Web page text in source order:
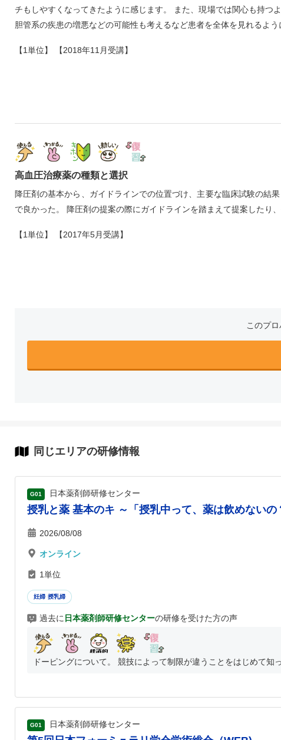
チもしやすくなってきたように感じます。 また、現場では関心も持つ
胆管系の疾患の増悪などの可能性も考えるなど患者を全体を見れるよ
【1単位】 【2018年11月受講】
高血圧治療薬の種類と選択
降圧剤の基本から、ガイドラインでの位置づけ、主要な臨床試験の結
で良かった。 降圧剤の提案の際にガイドラインを踏まえて提案したり
【1単位】 【2017年5月受講】
このプ
同じエリアの研修情報
G01 日本薬剤師研修センター
授乳と薬 基本のキ ～「授乳中って、薬は飲めないの
2026/08/08
オンライン
1単位
妊婦 授乳婦
過去に 日本薬剤師研修センターの研修を受けた方の声
ドーピングについて。 競技によって制限が違うことをはじめて知
G01 日本薬剤師研修センター